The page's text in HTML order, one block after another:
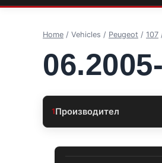
Home / Vehicles / Peugeot / 107
1Производител